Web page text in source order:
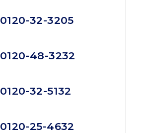
0120-32-3205
0120-48-3232
0120-32-5132
0120-25-4632